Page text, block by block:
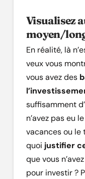
Visualisez
moyen/
En réalité, là
veux vous
vous avez des
suffisamment
n’avez pas eu
vacances ou le
quoi justifier
que vous
pour investir ?